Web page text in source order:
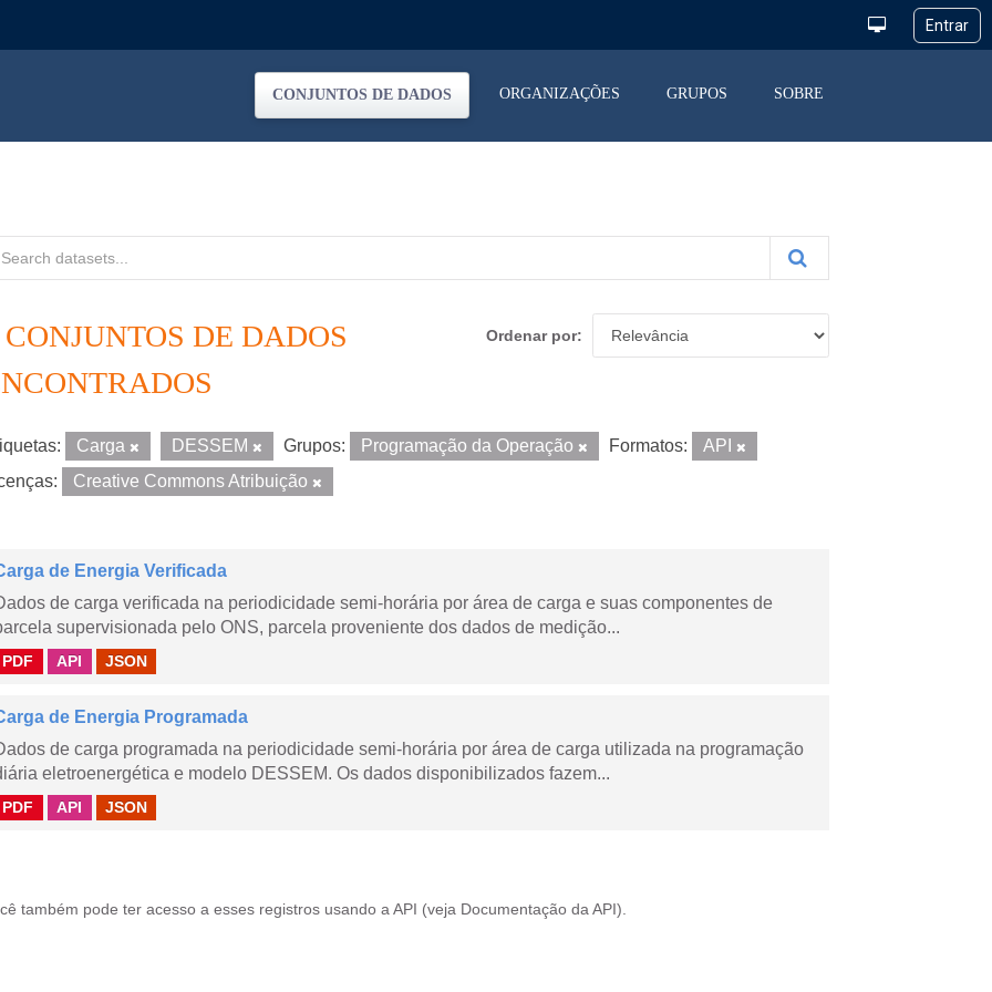
CONJUNTOS DE DADOS ORGANIZAÇÕES GRUPOS SOBRE
Ordenar por
CONJUNTOS DE DADOS
Carga DESSEM Grupos: Programação da Operação Formatos:
API
Creative Commons Atribuição
de Energia Verificada
de carga verificada na periodicidade semi-horária por área de carga e suas componentes de
supervisionada pelo ONS, parcela proveniente dos dados de medição...
PDF API JSON
de Energia Programada
de carga programada na periodicidade semi-horária por área de carga utilizada na programação
eletroenergética e modelo DESSEM. Os dados disponibilizados fazem...
PDF API JSON
também pode ter acesso a esses registros usando a API (veja Documentação da API ).